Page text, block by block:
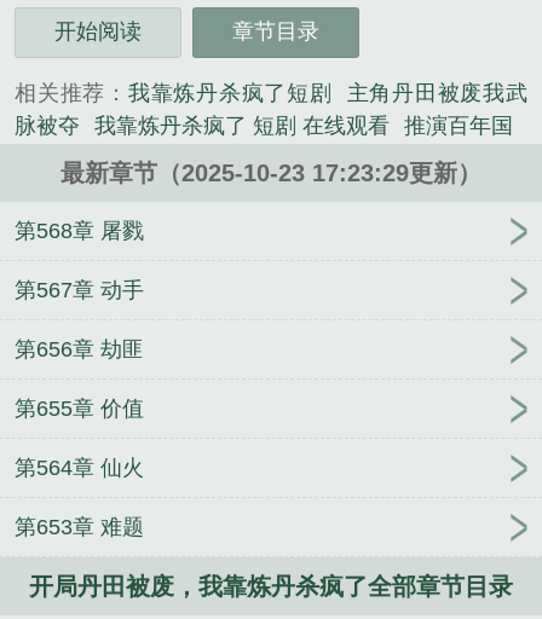
这以武为尊的世界，弱者连苟活的资格都没有！既然
重活一世，我便以丹道通神，以武道镇天！左手无上
碎山河，破万法，败尽天骄！从人人唾弃的废物，到
举世震颤的至尊，顾渊踏出的每一步，...
《开局丹田被废，我靠炼丹杀疯了》是码字养猫精心
开始阅读 章节目录
相关推荐： 我靠炼丹杀疯了短剧
主角丹田被废我武
脉被夺
我靠炼丹杀疯了 短剧 在线观看 推演百年国
我靠炼丹杀疯了3Q 我靠炼丹杀疯了书评 主角在丹
田开辟世界的
我靠炼丹杀疯了txt
我靠炼丹杀疯了动
漫
玄幻主角开篇丹田被废
我靠炼丹
级划分
开局成抱丹地仙
开
丹田被废逐出家门
开局丹
了免费听书
主角丹田被废之后捡到一把剑
开局抱丹
修为 推演百年国运
我靠炼
丹杀疯了评价
开局成为抱
丹地仙 推演百年国运
得到仙火
局丹田被废我靠炼丹杀疯了顾渊 免费 我靠炼丹杀疯
最新章节（2025-10-23 17:23:29更新）
第568章 屠戮
第567章 动手
第656章 劫匪
第655章 价值
第564章 仙火
第653章 难题
开局丹田被废，我靠炼丹杀疯了全部章节目录